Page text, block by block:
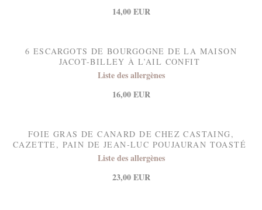
14,00 EUR
6 ESCARGOTS DE BOURGOGNE DE LA MAISON
JACOT-BILLEY À L’AIL CONFIT
Liste des allergènes
16,00 EUR
FOIE GRAS DE CANARD DE CHEZ CASTAING,
CAZETTE, PAIN DE JEAN-LUC POUJAURAN TOASTÉ
Liste des allergènes
23,00 EUR